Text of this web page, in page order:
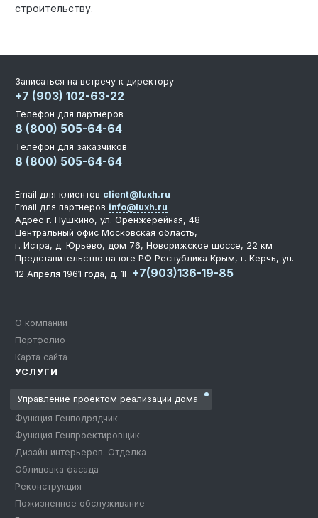
строительству.
Записаться на встречу к директору
+7 (903) 102-63-22
Телефон для партнеров
8 (800) 505-64-64
Телефон для заказчиков
8 (800) 505-64-64
О компании
Портфолио
Карта сайта
УСЛУГИ
Управление проектом реализации дома
Функция Генподрядчик
Функция Генпроектировщик
Дизайн интерьеров. Отделка
Облицовка фасада
Реконструкция
Пожизненное обслуживание
Email для клиентов client@luxh.ru
Email для партнеров info@luxh.ru
Адрес г. Пушкино, ул. Оренжерейная, 48
Центральный офис Московская область,
г. Истра, д. Юрьево, дом 76, Новорижское шоссе, 22 км
Представительство на юге РФ Республика Крым, г. Керчь, ул.
12 Апреля 1961 года, д. 1Г +7(903)136-19-85